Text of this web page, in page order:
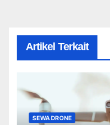
Artikel Terkait
SEWA DRONE